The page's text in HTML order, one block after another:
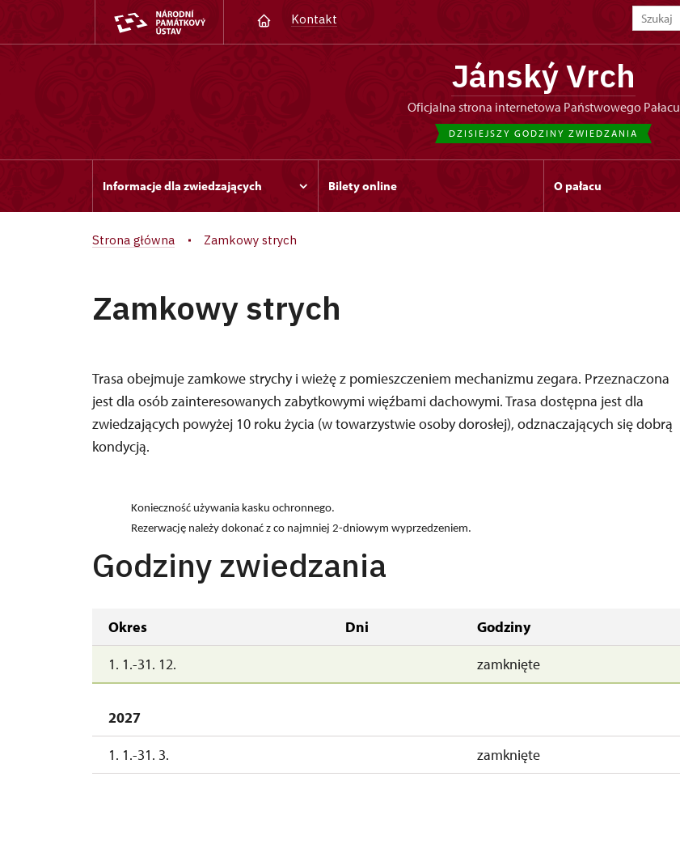
Kontakt
Jánský Vrch
Oficjalna strona internetowa Państwowego Pałacu
DZISIEJSZY GODZINY ZWIEDZANIA
Informacje dla zwiedzających Bilety online O pałacu
Strona główna Zamkowy strych
Zamkowy strych
Trasa obejmuje zamkowe strychy i wieżę z pomieszczeniem mechanizmu zegara. Przeznaczona
jest dla osób zainteresowanych zabytkowymi więźbami dachowymi. Trasa dostępna jest dla
zwiedzających powyżej 10 roku życia (w towarzystwie osoby dorosłej), odznaczających się dobrą
kondycją.
Konieczność używania kasku ochronnego.
Rezerwację należy dokonać z co najmniej 2-dniowym wyprzedzeniem.
Godziny zwiedzania
Okres Dni
Godziny
1. 1.-31. 12.
zamknięte
2027
1. 1.-31. 3.
zamknięte